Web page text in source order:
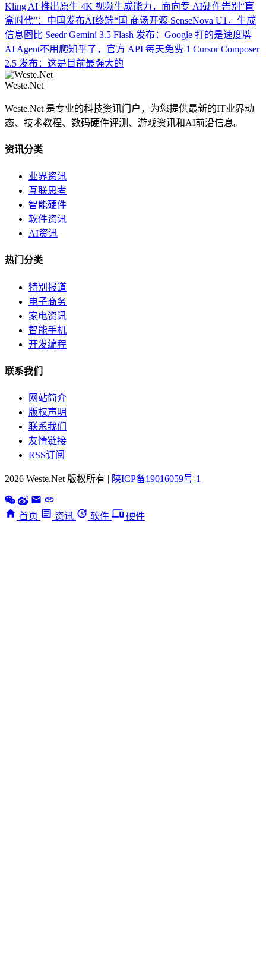
Kling AI 推出原生 4K 视频生成能力，面向专 AI硬件告别“盲
盒时代”：中国发布AI终端“国 商汤开源 SenseNova U1，生成
信息图比 Seedr Gemini 3.5 Flash 发布：Google 打的是速度牌
AI Agent不用爬知乎了，官方 API 每天免费 1 Cursor Composer
2.5 发布：这是目前最强大的
Weste.Net
Weste.Net 是专业的科技资讯门户，为您提供最新的IT业界动
态、技术教程、数码硬件评测、游戏资讯和AI前沿信息。
资讯分类
业界资讯
互联思考
智能硬件
软件资讯
AI资讯
热门分类
特别报道
电子商务
家电资讯
智能手机
开发编程
联系我们
网站简介
版权声明
联系我们
友情链接
RSS订阅
2026 Weste.Net 版权所有 | 陕ICP备19016059号-1
首页 资讯 软件 硬件